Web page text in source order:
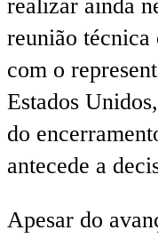
realizar ainda
reunião
com o
Estados
do
antecede a
Apesar do